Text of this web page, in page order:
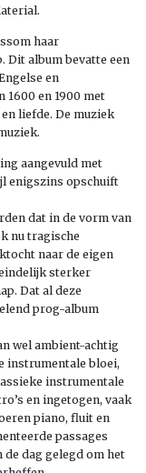
haar
Dit album bevatte een
en
1600 en 1900 met
liefde. De muziek
aangevuld met
enigszins opschuift
dat in de vorm van
nu tragische
naar de eigen
sterker
Dat al deze
prog-album
wel ambient-achtig
instrumentale bloei,
instrumentale
en ingetogen, vaak
piano, fluit en
passages
dag gelegd om het